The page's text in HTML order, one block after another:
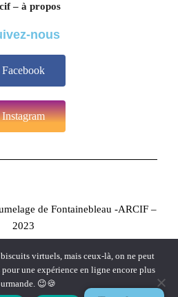
– à propos
nous
Facebook
Instagram
de Fontainebleau -ARCIF –
2023
virtuels, mais ceux-là, on ne peut
pour une expérience en ligne encore plus
😉🍪